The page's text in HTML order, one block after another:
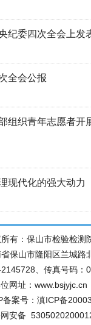
纪委四次全会上发
全会公报
组织青年志愿者开
现代化的强大动力
有：保山市检验检测
保山市隆阳区兰城路
、传真号码：
网址：www.bsjyjc.cn
备案号：滇ICP备
安备